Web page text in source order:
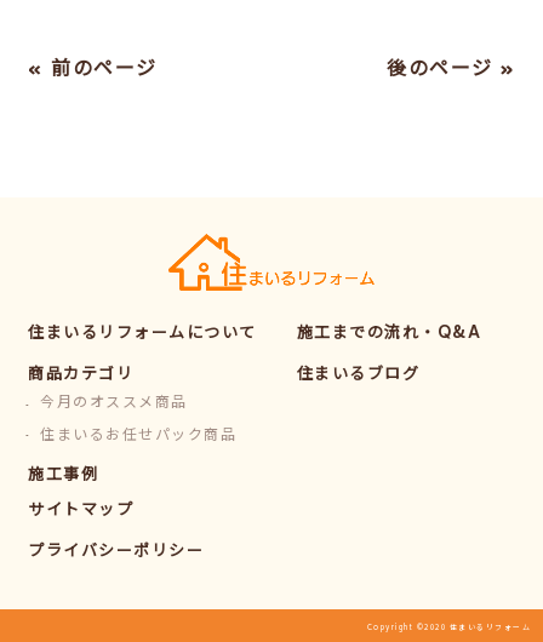
« 前のページ 後のページ »
住まいるリフォームについて
商品カテゴリ
今月のオススメ商品
住まいるお任せパック商品
施工事例
施工までの流れ・Q&A
住まいるブログ
サイトマップ
プライバシーポリシー
Copyright ©2020 住まいるリフォーム